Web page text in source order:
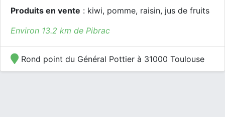
Produits en vente : kiwi, pomme, raisin, jus de fruits
Environ 13.2 km de Pibrac
Rond point du Général Pottier à 31000 Toulouse